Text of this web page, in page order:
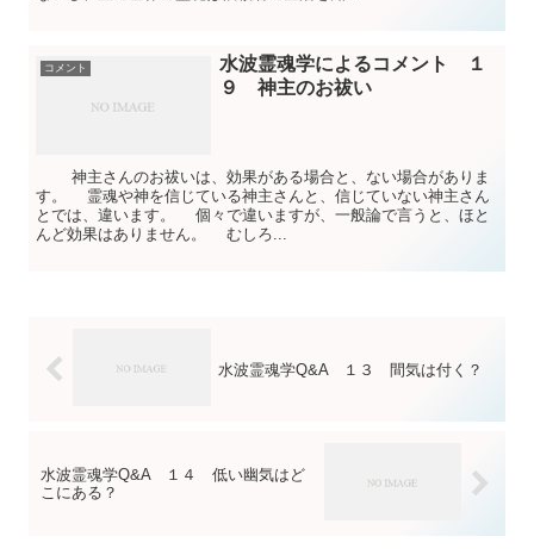
コメント
水波霊魂学によるコメント １
９ 神主のお祓い
神主さんのお祓いは、効果がある場合と、ない場合がありま
す。 霊魂や神を信じている神主さんと、信じていない神主さん
とでは、違います。 個々で違いますが、一般論で言うと、ほと
んど効果はありません。 むしろ...
水波霊魂学Q&A １３ 間気は付く？
水波霊魂学Q&A １４ 低い幽気はど
こにある？